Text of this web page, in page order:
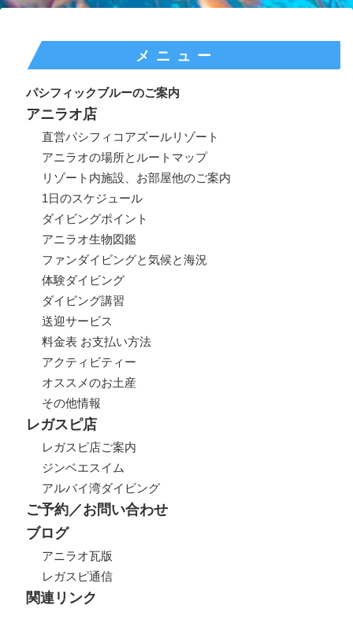
メニュー
パシフィックブルーのご案内
アニラオ店
直営パシフィコアズールリゾート
アニラオの場所とルートマップ
リゾート内施設、お部屋他のご案内
1日のスケジュール
ダイビングポイント
アニラオ生物図鑑
ファンダイビングと気候と海況
体験ダイビング
ダイビング講習
送迎サービス
料金表 お支払い方法
アクティビティー
オススメのお土産
その他情報
レガスピ店
レガスピ店ご案内
ジンベエスイム
アルバイ湾ダイビング
ご予約／お問い合わせ
ブログ
アニラオ瓦版
レガスピ通信
関連リンク